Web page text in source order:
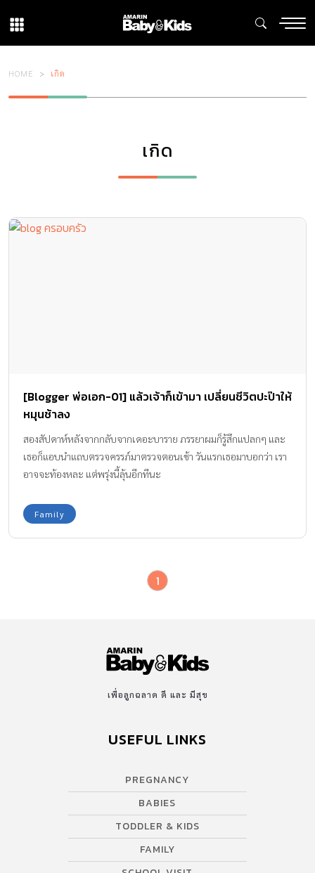
HOME เกิด
เกิด
[Blogger พ่อเอก-01] แล้วเจ้าก็เข้ามา เปลี่ยนชีวิตปะป๊าให้
หมุนช้าลง
สองสัปดาห์หลังจากกลับจากเดอะบาราย ภรรยาผมก็รู้สึกแปลกๆ และ
เธอก็แอบนำแถบตรวจครรภ์มาตรวจตอนเช้า วันแรกเธอมาบอกว่า เรา
อาจจะท้องหละ แต่พรุ่งนี้ลุ้นอีกทีนะ
Family
1
เพื่อลูกฉลาด ดี และ มีสุข
USEFUL LINKS
PREGNANCY
BABIES
TODDLER & KIDS
FAMILY